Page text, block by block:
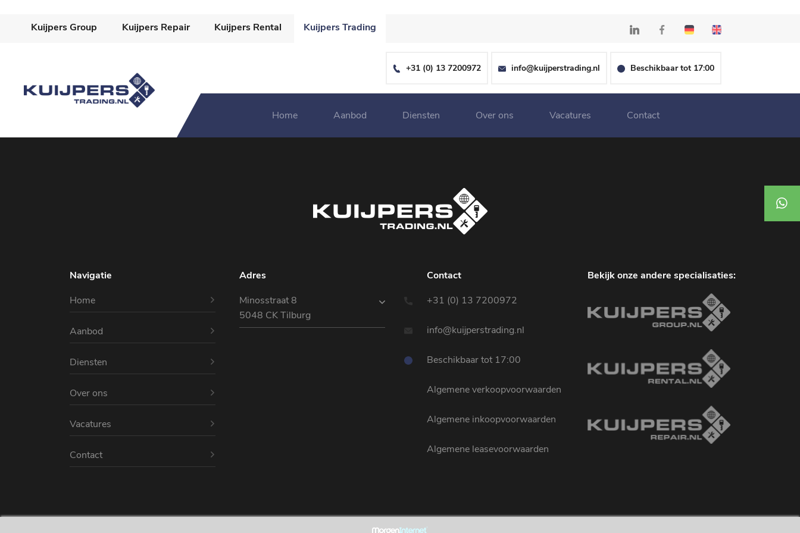
Kuijpers Group Kuijpers Repair Kuijpers Rental Kuijpers Trading
+31 (0) 13 7200972 info@kuijperstrading.nl Beschikbaar tot 17:00
Home Aanbod Diensten Over ons Vacatures Contact
+31
Navigatie
Home
Aanbod
Diensten
Over ons
Vacatures
Contact
Adres
Minosstraat 8
5048 CK Tilburg
Contact
+31 (0) 13 7200972
info@kuijperstrading.nl
Beschikbaar tot 17:00
Algemene verkoopvoorwaarden
Algemene inkoopvoorwaarden
Algemene leasevoorwaarden
Bekijk onze andere specialisaties: